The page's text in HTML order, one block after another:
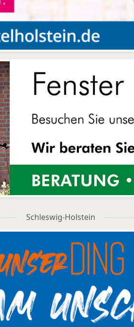
Schleswig-Holstein